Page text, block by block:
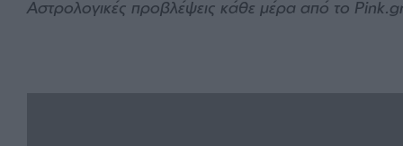
Αστρολογικές προβλέψεις κάθε μέρα από το